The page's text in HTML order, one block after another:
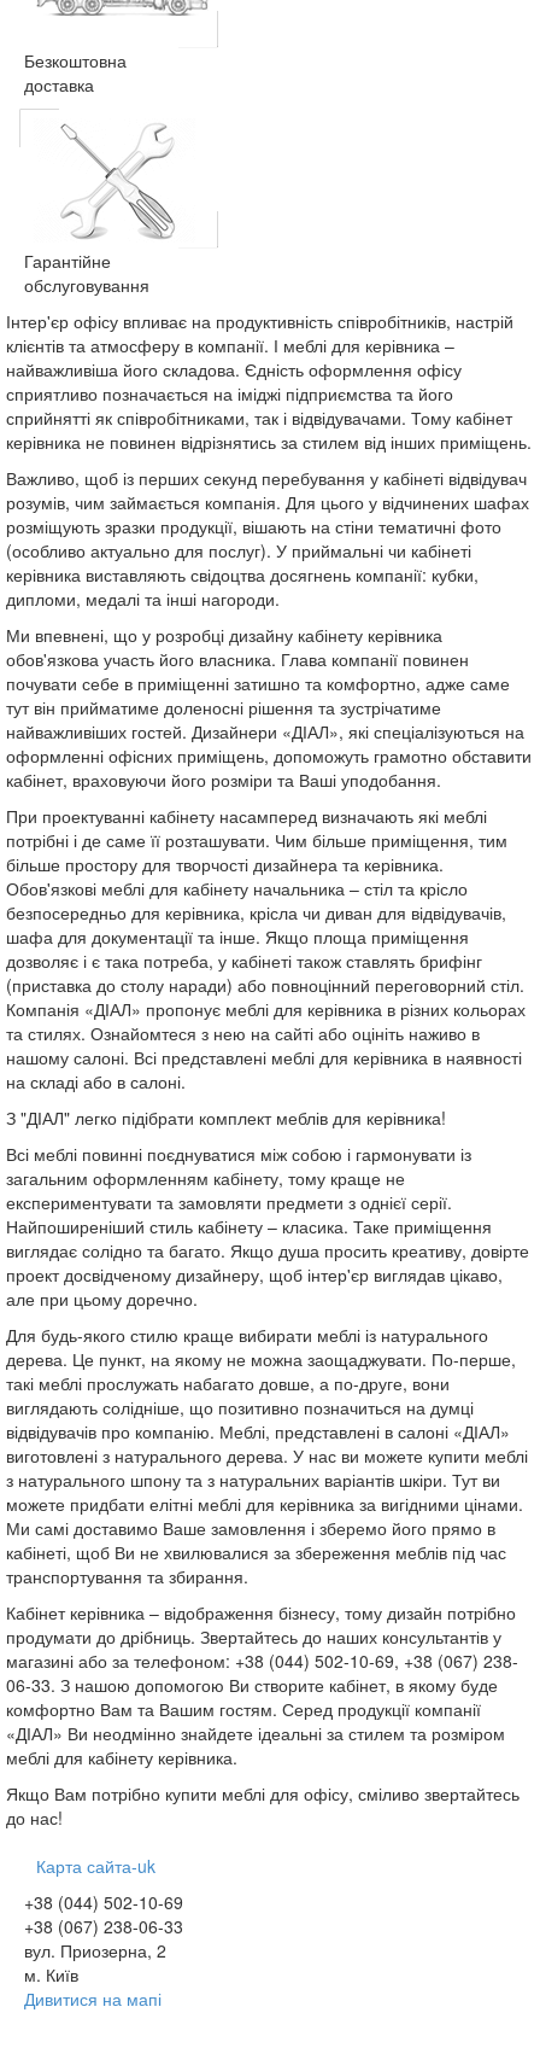
Безкоштовна
доставка
Гарантійне
обслуговування
Інтер'єр офісу впливає на продуктивність співробітників, настрій
клієнтів та атмосферу в компанії. І меблі для керівника –
найважливіша його складова. Єдність оформлення офісу
сприятливо позначається на іміджі підприємства та його
сприйнятті як співробітниками, так і відвідувачами. Тому кабінет
керівника не повинен відрізнятись за стилем від інших приміщень.
Важливо, щоб із перших секунд перебування у кабінеті відвідувач
розумів, чим займається компанія. Для цього у відчинених шафах
розміщують зразки продукції, вішають на стіни тематичні фото
(особливо актуально для послуг). У приймальні чи кабінеті
керівника виставляють свідоцтва досягнень компанії: кубки,
дипломи, медалі та інші нагороди.
Ми впевнені, що у розробці дизайну кабінету керівника
обов'язкова участь його власника. Глава компанії повинен
почувати себе в приміщенні затишно та комфортно, адже саме
тут він прийматиме доленосні рішення та зустрічатиме
найважливіших гостей. Дизайнери «ДІАЛ», які спеціалізуються на
оформленні офісних приміщень, допоможуть грамотно обставити
кабінет, враховуючи його розміри та Ваші уподобання.
При проектуванні кабінету насамперед визначають які меблі
потрібні і де саме її розташувати. Чим більше приміщення, тим
більше простору для творчості дизайнера та керівника.
Обов'язкові меблі для кабінету начальника – стіл та крісло
безпосередньо для керівника, крісла чи диван для відвідувачів,
шафа для документації та інше. Якщо площа приміщення
дозволяє і є така потреба, у кабінеті також ставлять брифінг
(приставка до столу наради) або повноцінний переговорний стіл.
Компанія «ДІАЛ» пропонує меблі для керівника в різних кольорах
та стилях. Ознайомтеся з нею на сайті або оцініть наживо в
нашому салоні. Всі представлені меблі для керівника в наявності
на складі або в салоні.
З "ДІАЛ" легко підібрати комплект меблів для керівника!
Всі меблі повинні поєднуватися між собою і гармонувати із
загальним оформленням кабінету, тому краще не
експериментувати та замовляти предмети з однієї серії.
Найпоширеніший стиль кабінету – класика. Таке приміщення
виглядає солідно та багато. Якщо душа просить креативу, довірте
проект досвідченому дизайнеру, щоб інтер'єр виглядав цікаво,
але при цьому доречно.
Для будь-якого стилю краще вибирати меблі із натурального
дерева. Це пункт, на якому не можна заощаджувати. По-перше,
такі меблі прослужать набагато довше, а по-друге, вони
виглядають солідніше, що позитивно позначиться на думці
відвідувачів про компанію. Меблі, представлені в салоні «ДІАЛ»
виготовлені з натурального дерева. У нас ви можете купити меблі
з натурального шпону та з натуральних варіантів шкіри. Тут ви
можете придбати елітні меблі для керівника за вигідними цінами.
Ми самі доставимо Ваше замовлення і зберемо його прямо в
кабінеті, щоб Ви не хвилювалися за збереження меблів під час
транспортування та збирання.
Кабінет керівника – відображення бізнесу, тому дизайн потрібно
продумати до дрібниць. Звертайтесь до наших консультантів у
магазині або за телефоном: +38 (044) 502-10-69, +38 (067) 238-
06-33. З нашою допомогою Ви створите кабінет, в якому буде
комфортно Вам та Вашим гостям. Серед продукції компанії
«ДІАЛ» Ви неодмінно знайдете ідеальні за стилем та розміром
меблі для кабінету керівника.
Якщо Вам потрібно купити меблі для офісу, сміливо звертайтесь
до нас!
Карта сайта-uk
+38 (044) 502-10-69
+38 (067) 238-06-33
вул. Приозерна, 2
м. Київ
Дивитися на мапі